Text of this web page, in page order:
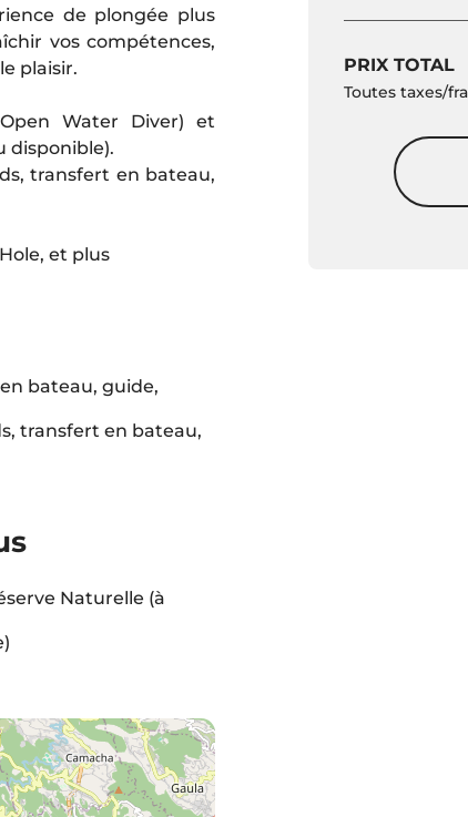
de plongée plus
vos compétences,
plaisir.
Water Diver) et
disponible).
transfert en bateau,
et plus
bateau, guide,
transfert en bateau,
Naturelle (à
PRIX TOTAL
Toutes taxes/